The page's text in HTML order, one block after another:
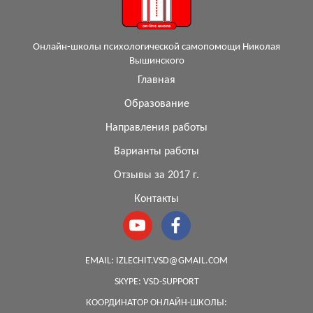
Онлайн-школы психологической самопомощи Николая
Вышинского
Главная
Образование
Направления работы
Варианты работы
Отзывы за 2017 г.
Контакты
EMAIL: IZLECHIT.VSD@GMAIL.COM
SKYPE: VSD-SUPPORT
КООРДИНАТОР ОНЛАЙН-ШКОЛЫ: